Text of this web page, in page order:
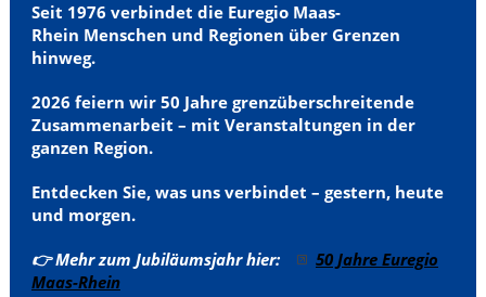
Seit 1976 verbindet die Euregio Maas-
Rhein Menschen und Regionen über Grenzen
hinweg.
2026 feiern wir 50 Jahre grenzüberschreitende
Zusammenarbeit – mit Veranstaltungen in der
ganzen Region.
Entdecken Sie, was uns verbindet – gestern, heute
und morgen.
👉 Mehr zum Jubiläumsjahr hier:
50 Jahre Euregio
Maas-Rhein